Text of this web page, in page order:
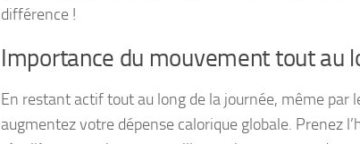
différence !
Importance du mouvement tout au
En restant actif tout au long de la journée, même par
augmentez votre dépense calorique globale. Prenez